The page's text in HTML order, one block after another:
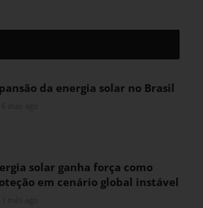
da energia solar no Brasil
solar ganha força como
em cenário global instável